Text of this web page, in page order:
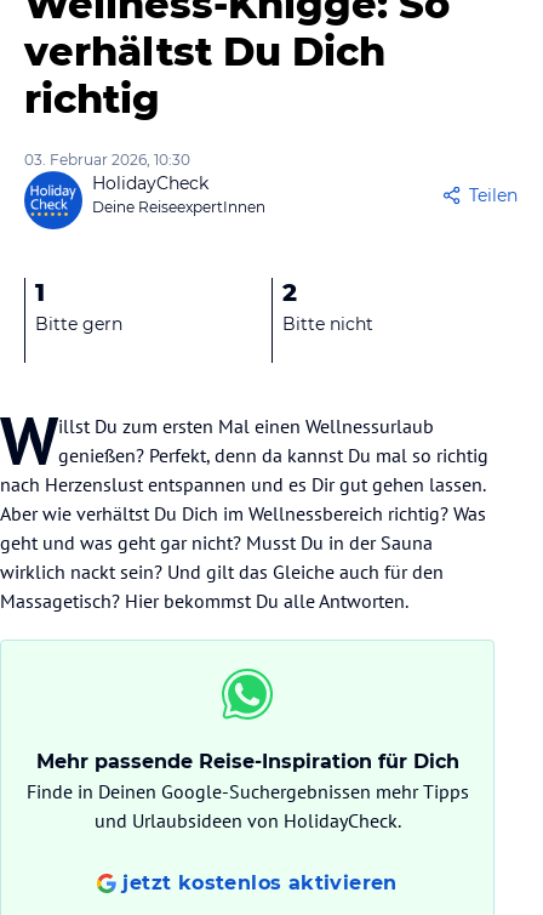
verhältst Du Dich
richtig
03. Februar 2026, 10:30
HolidayCheck
Deine ReiseexpertInnen
Teilen
1
Bitte gern
2
Bitte nicht
Willst Du zum ersten Mal einen Wellnessurlaub
genießen? Perfekt, denn da kannst Du mal so richtig
nach Herzenslust entspannen und es Dir gut gehen lassen.
Aber wie verhältst Du Dich im Wellnessbereich richtig? Was
geht und was geht gar nicht? Musst Du in der Sauna
wirklich nackt sein? Und gilt das Gleiche auch für den
Massagetisch? Hier bekommst Du alle Antworten.
Mehr passende Reise-Inspiration für Dich
Finde in Deinen Google-Suchergebnissen mehr Tipps
und Urlaubsideen von HolidayCheck.
jetzt kostenlos aktivieren